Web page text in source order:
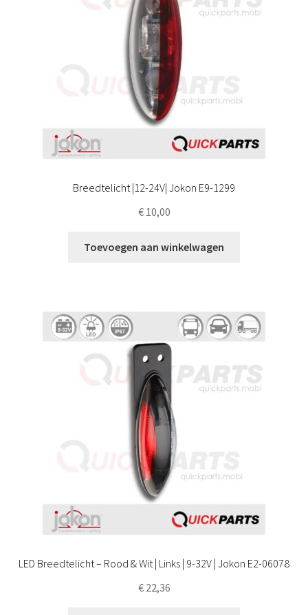
Breedtelicht |12-24V| Jokon E9-1299
€10,00
Toevoegen aan winkelwagen
LED Breedtelicht – Rood & Wit | Links | 9-32V | Jokon E2-06078
€22,36